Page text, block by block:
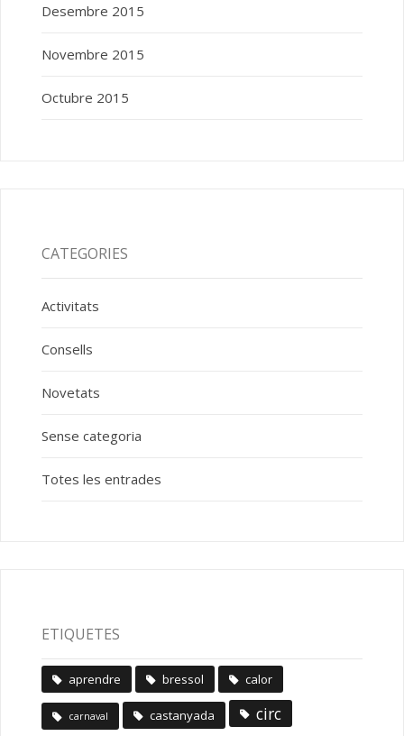
Desembre 2015
Novembre 2015
Octubre 2015
CATEGORIES
Activitats
Consells
Novetats
Sense categoria
Totes les entrades
ETIQUETES
aprendre bressol calor
carnaval castanyada circ